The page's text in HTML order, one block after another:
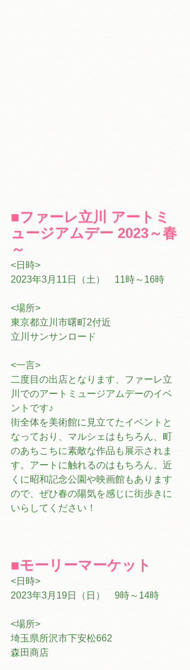
■ファーレ立川 アートミ
ュージアムデー 2023～春
～
<日時>
2023年3月11日（土）　11時～16時
<場所>
東京都立川市曙町2付近
立川サンサンロード
<一言>
二度目の出店となります、ファーレ立
川でのアートミュージアムデーのイベ
ントです♪
街全体を美術館に見立てたイベントと
なっており、マルシェはもちろん、町
のあちこちに素敵な作品も展示されま
す。アートに触れるのはもちろん、近
くに昭和記念公園や映画館もあります
ので、ぜひ春の陽気を感じに街歩きに
いらしてください！
■モーリーマーケット
<日時>
2023年3月19日（日）　9時～14時
<場所>
埼玉県所沢市下安松662
森田商店